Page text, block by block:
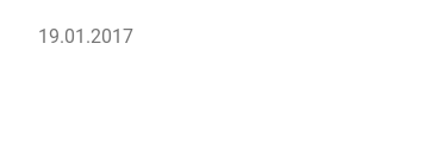
19.01.2017